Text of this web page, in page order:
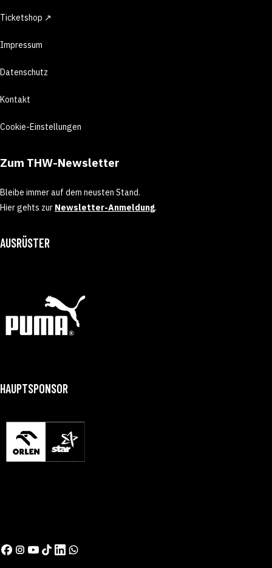
Ticketshop ↗
Impressum
Datenschutz
Kontakt
Cookie-Einstellungen
Zum THW-Newsletter
Bleibe immer auf dem neusten Stand.
Hier gehts zur Newsletter-Anmeldung.
AUSRÜSTER
HAUPTSPONSOR